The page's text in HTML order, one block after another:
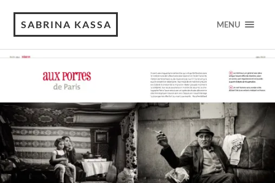
SABRINA KASSA MENU